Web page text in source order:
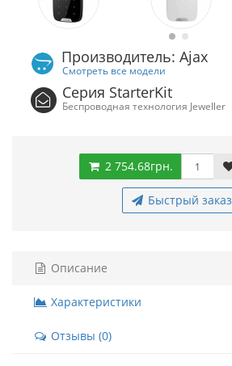
Производитель: Ajax
Смотреть все модели
Серия StarterKit
Беспроводная технология Jeweller
2 754.68грн.
Быстрый заказ
Описание
Характеристики
Отзывы (0)